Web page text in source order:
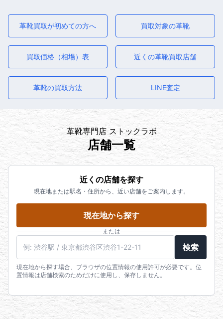
革靴買取が初めての方へ 買取対象の革靴
買取価格（相場）表 近くの革靴買取店舗
革靴の買取方法 LINE査定
革靴専門店 ストックラボ
店舗一覧
近くの店舗を探す
現在地または駅名・住所から、近い店舗をご案内します。
現在地から探す
または
検索
現在地から探す場合、ブラウザの位置情報の使用許可が必要です。位
置情報は店舗検索のためだけに使用し、保存しません。